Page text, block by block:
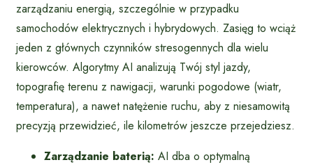
zarządzaniu energią, szczególnie w przypadku
samochodów elektrycznych i hybrydowych. Zasięg to wciąż
jeden z głównych czynników stresogennych dla wielu
kierowców. Algorytmy AI analizują Twój styl jazdy,
topografię terenu z nawigacji, warunki pogodowe (wiatr,
temperatura), a nawet natężenie ruchu, aby z niesamowitą
precyzją przewidzieć, ile kilometrów jeszcze przejedziesz.
Zarządzanie baterią: AI dba o optymalną